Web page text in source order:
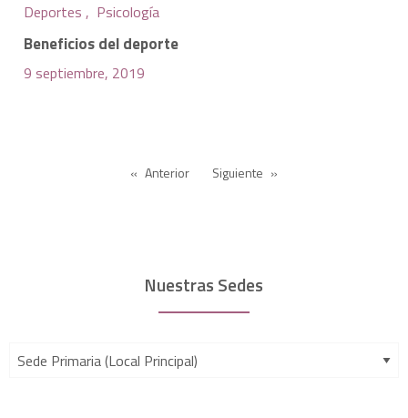
Deportes , Psicología
Beneficios del deporte
9 septiembre, 2019
Anterior Siguiente
Nuestras Sedes